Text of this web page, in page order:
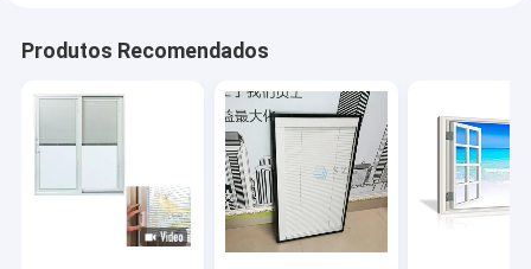
Produtos Recomendados